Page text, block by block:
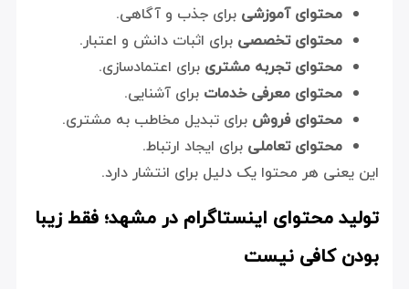
محتوای آموزشی برای جذب و آگاهی.
محتوای تخصصی برای اثبات دانش و اعتبار.
محتوای تجربه مشتری برای اعتمادسازی.
محتوای معرفی خدمات برای آشنایی.
محتوای فروش برای تبدیل مخاطب به مشتری.
محتوای تعاملی برای ایجاد ارتباط.
این یعنی هر محتوا یک دلیل برای انتشار دارد.
تولید محتوای اینستاگرام در مشهد؛ فقط زیبا
بودن کافی نیست